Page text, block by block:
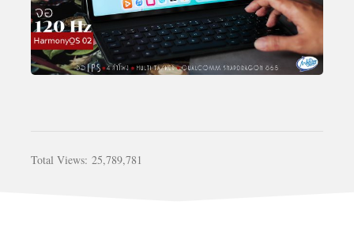
Total Views: 25,789,781